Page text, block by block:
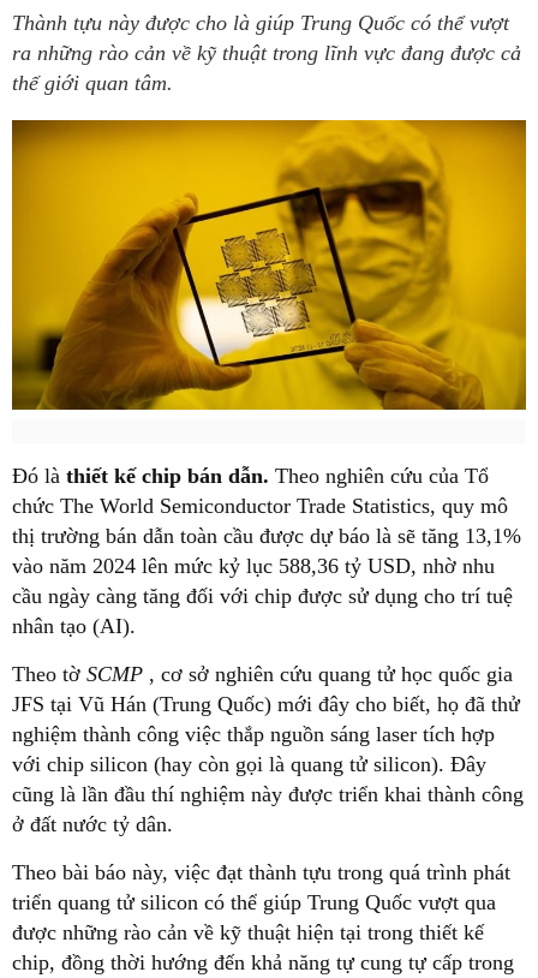
Thành tựu này được cho là giúp Trung Quốc có thể vượt
ra những rào cản về kỹ thuật trong lĩnh vực đang được cả
thế giới quan tâm.
Đó là thiết kế chip bán dẫn. Theo nghiên cứu của Tổ
chức The World Semiconductor Trade Statistics, quy mô
thị trường bán dẫn toàn cầu được dự báo là sẽ tăng 13,1%
vào năm 2024 lên mức kỷ lục 588,36 tỷ USD, nhờ nhu
cầu ngày càng tăng đối với chip được sử dụng cho trí tuệ
nhân tạo (AI).
Theo tờ SCMP , cơ sở nghiên cứu quang tử học quốc gia
JFS tại Vũ Hán (Trung Quốc) mới đây cho biết, họ đã thử
nghiệm thành công việc thắp nguồn sáng laser tích hợp
với chip silicon (hay còn gọi là quang tử silicon). Đây
cũng là lần đầu thí nghiệm này được triển khai thành công
ở đất nước tỷ dân.
Theo bài báo này, việc đạt thành tựu trong quá trình phát
triển quang tử silicon có thể giúp Trung Quốc vượt qua
được những rào cản về kỹ thuật hiện tại trong thiết kế
chip, đồng thời hướng đến khả năng tự cung tự cấp trong